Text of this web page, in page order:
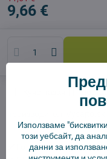
9,66 €
✅ Готов за изпращане
Използваме
този уебсайт, да
данни за